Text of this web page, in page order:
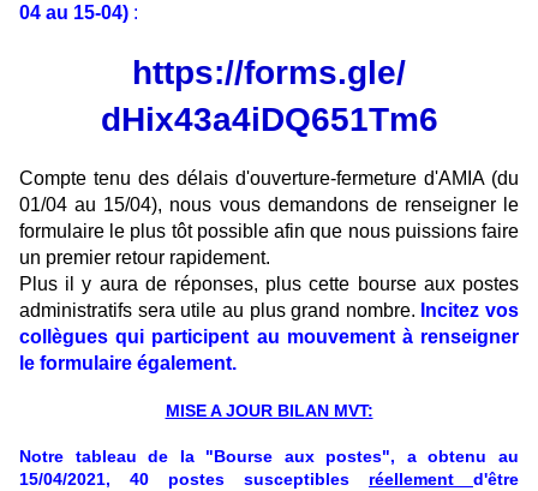
04 au 15-04) :
https://forms.gle/
dHix43a4iDQ651Tm6
Compte tenu des délais d'ouverture-fermeture d'AMIA (du
01/04 au 15/04), nous vous demandons de renseigner le
formulaire le plus tôt possible afin que nous puissions faire
un premier retour rapidement.
Plus il y aura de réponses, plus cette bourse aux postes
administratifs sera utile au plus grand nombre. Incitez vos
collègues qui participent au mouvement à renseigner
le formulaire également.
MISE A JOUR BILAN MVT:
Notre tableau de la "Bourse aux postes", a obtenu au
15/04/2021, 40 postes susceptibles réellement d'être